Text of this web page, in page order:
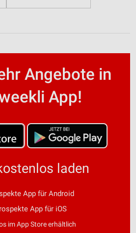
Angebote in
App!
laden
App für Android
App für iOS
im App Store erhältlich